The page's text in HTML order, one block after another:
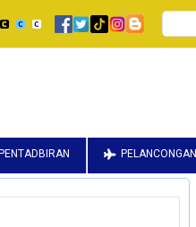
Search
PENTADBIRAN PELANCONGAN